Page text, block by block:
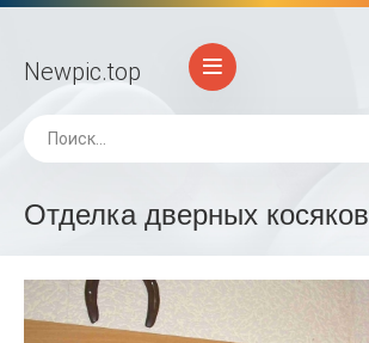
Newpic.top
Отделка дверных косяков